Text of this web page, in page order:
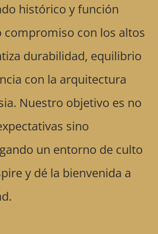
histórico y función
compromiso con los altos
durabilidad, equilibrio
con la arquitectura
Nuestro objetivo es no
sino
un entorno de culto
y dé la bienvenida a